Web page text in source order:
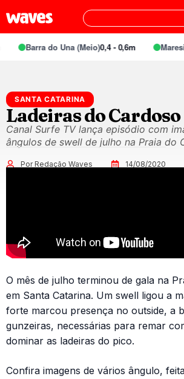
Barra do Una (Meio)0,4 - 0,6m
SANTA CATARINA
Ladeiras do Cardoso
Canal Surfe TV lança episódio com
ângulos de swell de julho na Praia do
Por Redação Waves 14/08/2020
O mês de julho terminou de gala na
em Santa Catarina. Um swell ligou a
forte marcou presença no outside, a
gunzeiras, necessárias para remar
dominar as ladeiras do pico.
Confira imagens de vários ângulo,